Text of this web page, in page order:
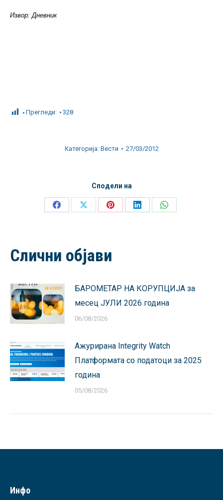
Извор: Дневник
Прегледи: 328
Категорија: Вести 27/03/2012
Сподели на
Share
Share
Share
Share
Share
Слични објави
БАРОМЕТАР НА КОРУПЦИЈА за
месец ЈУЛИ 2026 година
06/08/2026
Ажурирана Integrity Watch
Платформата со податоци за 2025
година
05/08/2026
Инфо